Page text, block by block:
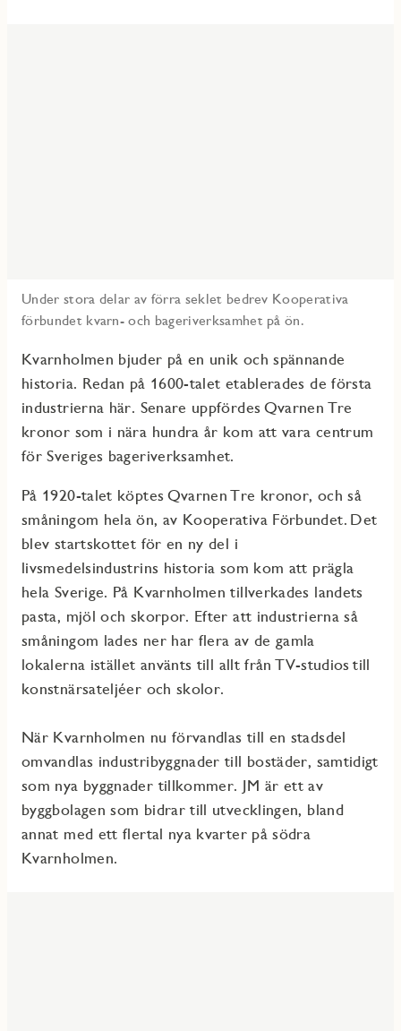
Under stora delar av förra seklet bedrev Kooperativa
förbundet kvarn- och bageriverksamhet på ön.
Kvarnholmen bjuder på en unik och spännande
historia. Redan på 1600-talet etablerades de första
industrierna här. Senare uppfördes Qvarnen Tre
kronor som i nära hundra år kom att vara centrum
för Sveriges bageriverksamhet.
På 1920-talet köptes Qvarnen Tre kronor, och så
småningom hela ön, av Kooperativa Förbundet. Det
blev startskottet för en ny del i
livsmedelsindustrins historia som kom att prägla
hela Sverige. På Kvarnholmen tillverkades landets
pasta, mjöl och skorpor. Efter att industrierna så
småningom lades ner har flera av de gamla
lokalerna istället använts till allt från TV-studios till
konstnärsateljéer och skolor.
När Kvarnholmen nu förvandlas till en stadsdel
omvandlas industribyggnader till bostäder, samtidigt
som nya byggnader tillkommer. JM är ett av
byggbolagen som bidrar till utvecklingen, bland
annat med ett flertal nya kvarter på södra
Kvarnholmen.